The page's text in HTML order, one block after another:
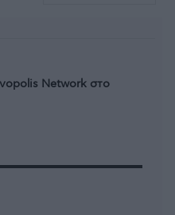
Network στο